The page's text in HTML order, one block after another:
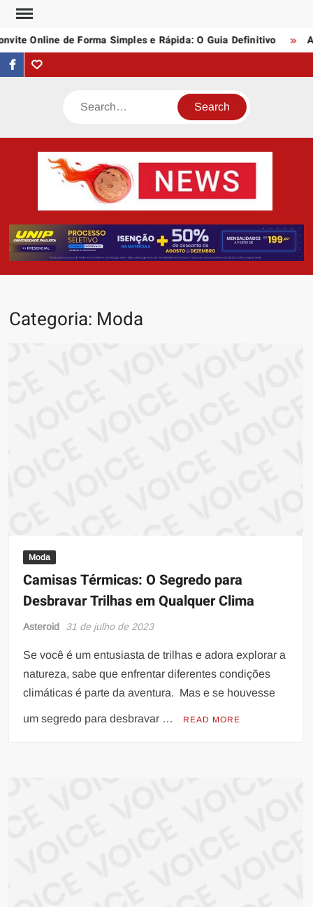
Skip
contentOnline de Forma Simples e Rápida: O Guia Definitivo
facebookTumblr
Search
e
Categoria: Moda
Moda
Camisas Térmicas: O Segredo para
Desbravar Trilhas em Qualquer Clima
Asteroid 31 de julho de 2023
Se você é um entusiasta de trilhas e adora explorar a
natureza, sabe que enfrentar diferentes condições
climáticas é parte da aventura. Mas e se houvesse
um segredo para desbravar … READ MORE